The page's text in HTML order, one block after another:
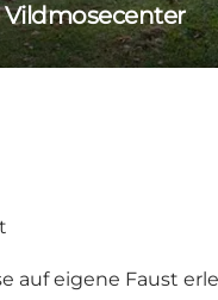
Vildmosecenter
auf eigene Faust